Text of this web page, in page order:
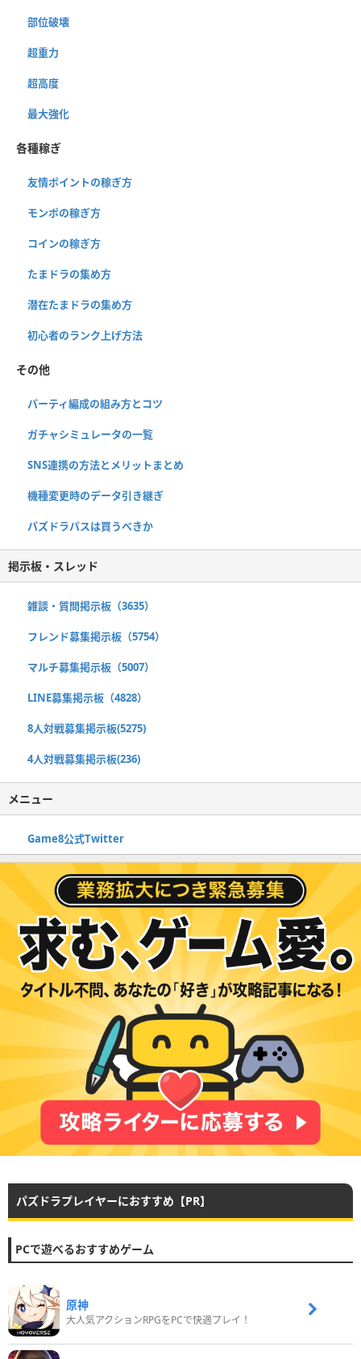
部位破壊
超重力
超高度
最大強化
各種稼ぎ
友情ポイントの稼ぎ方
モンポの稼ぎ方
コインの稼ぎ方
たまドラの集め方
潜在たまドラの集め方
初心者のランク上げ方法
その他
パーティ編成の組み方とコツ
ガチャシミュレータの一覧
SNS連携の方法とメリットまとめ
機種変更時のデータ引き継ぎ
パズドラパスは買うべきか
掲示板・スレッド
雑談・質問掲示板（3635）
フレンド募集掲示板（5754）
マルチ募集掲示板（5007）
LINE募集掲示板（4828）
8人対戦募集掲示板(5275)
4人対戦募集掲示板(236)
メニュー
Game8公式Twitter
パズドラプレイヤーにおすすめ【PR】
PCで遊べるおすすめゲーム
原神
大人気アクションRPGをPCで快適プレイ！